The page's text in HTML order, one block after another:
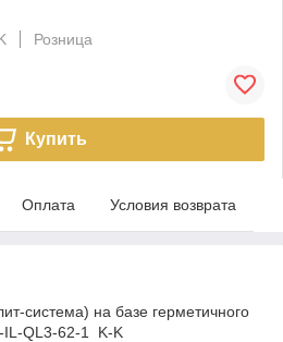
Розница
Купить
Оплата Условия возврата
система) на базе герметичного
IL-QL3-62-1 K-K